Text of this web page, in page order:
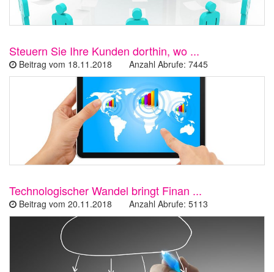
Steuern Sie Ihre Kunden dorthin, wo ...
Beitrag vom 18.11.2018 Anzahl Abrufe: 7445
Technologischer Wandel bringt Finan ...
Beitrag vom 20.11.2018 Anzahl Abrufe: 5113